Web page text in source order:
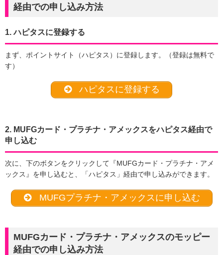
経由での申し込み方法
1. ハピタスに登録する
まず、ポイントサイト（ハピタス）に登録します。（登録は無料で
す）
ハピタスに登録する
2. MUFGカード・プラチナ・アメックスをハピタス経由で
申し込む
次に、下のボタンをクリックして『MUFGカード・プラチナ・アメ
ックス』を申し込むと、「ハピタス」経由で申し込みができます。
MUFGプラチナ・アメックスに申し込む
MUFGカード・プラチナ・アメックスのモッピー
経由での申し込み方法